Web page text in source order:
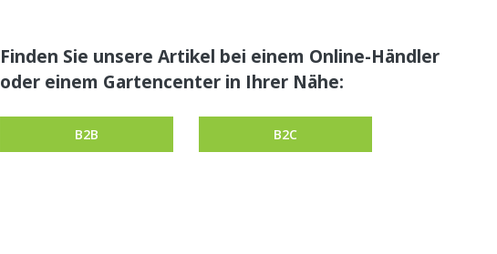
Finden Sie unsere Artikel bei einem Online-Händler
oder einem Gartencenter in Ihrer Nähe:
B2B B2C